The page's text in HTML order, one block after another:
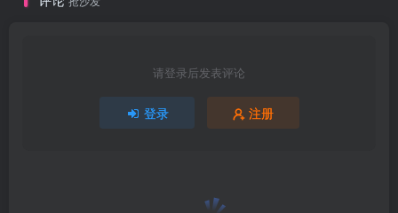
请登录后发表评论
登录 注册